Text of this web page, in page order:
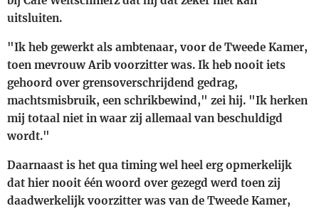
uitsluiten.
"Ik heb gewerkt als ambtenaar, voor de Tweede Kamer,
toen mevrouw Arib voorzitter was. Ik heb nooit iets
gehoord over grensoverschrijdend gedrag,
machtsmisbruik, een schrikbewind," zei hij. "Ik herken
mij totaal niet in waar zij allemaal van beschuldigd
wordt."
Daarnaast is het qua timing wel heel erg opmerkelijk
dat hier nooit één woord over gezegd werd toen zij
daadwerkelijk voorzitter was van de Tweede Kamer,